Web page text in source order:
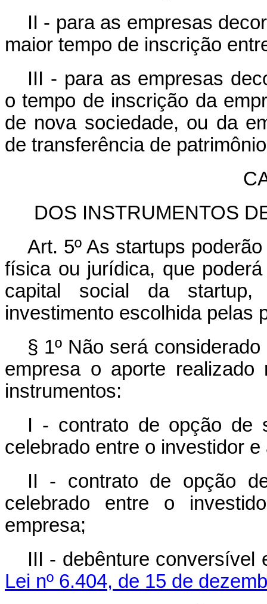
II - para as empresas
maior tempo de inscrição
III - para as empresas
o tempo de inscrição da
de nova sociedade, ou da
de transferência de
DOS INSTRUMENTOS
Art. 5º As startups
física ou jurídica, que
capital social da startup,
investimento escolhida pelas
§ 1º Não será
empresa o aporte
instrumentos:
I - contrato de opção de
celebrado entre o investidor e
II - contrato de opção
celebrado entre o
empresa;
III - debênture conversível
Lei nº 6.404, de 15 de